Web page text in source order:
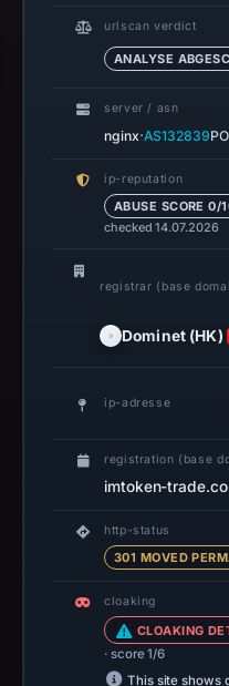
no
on
14,
A
urlscan verdict
ANALYSE
server / asn
nginx·AS132839
ip-reputation
ABUSE SCORE 0/
checked 14.07.2026
registrar (base
Dominet (HK)
ip-adresse
registration (base
imtoken-
http-status
301 MOVED
cloaking
CLOAKING
· score 1/6
This site shows